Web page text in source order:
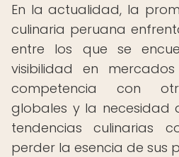
En la actualidad, la
culinaria peruana
entre los que se
visibilidad en
competencia con
globales y la necesidad
tendencias culinarias
perder la esencia de sus